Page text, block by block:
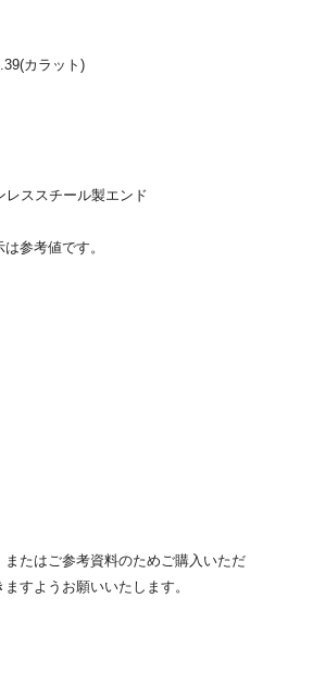
カラット)
ススチール製エンド
参考値です。
たはご参考資料のためご購入いただ
すようお願いいたします。